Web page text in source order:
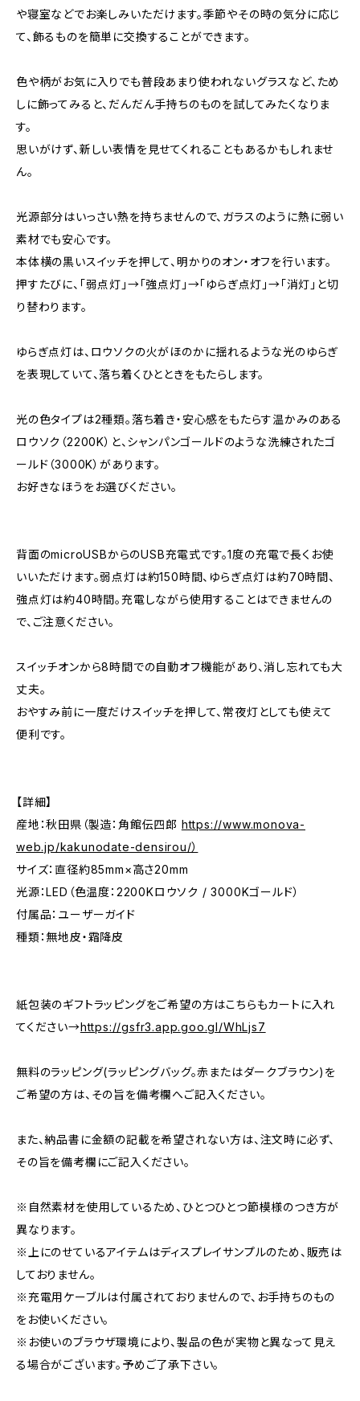
や寝室などでお楽しみいただけます。季節やその時の気分に応じ
て、飾るものを簡単に交換することができます。
色や柄がお気に入りでも普段あまり使われないグラスなど、ため
しに飾ってみると、だんだん手持ちのものを試してみたくなりま
す。
思いがけず、新しい表情を見せてくれることもあるかもしれませ
ん。
光源部分はいっさい熱を持ちませんので、ガラスのように熱に弱い
素材でも安心です。
本体横の黒いスイッチを押して、明かりのオン・オフを行います。
押すたびに、「弱点灯」→「強点灯」→「ゆらぎ点灯」→「消灯」と切
り替わります。
ゆらぎ点灯は、ロウソクの火がほのかに揺れるような光のゆらぎ
を表現していて、落ち着くひとときをもたらします。
光の色タイプは2種類。落ち着き・安心感をもたらす温かみのある
ロウソク（2200K）と、シャンパンゴールドのような洗練されたゴ
ールド（3000K）があります。
お好きなほうをお選びください。
背面のmicroUSBからのUSB充電式です。1度の充電で長くお使
いいただけます。弱点灯は約150時間、ゆらぎ点灯は約70時間、
強点灯は約40時間。充電しながら使用することはできませんの
で、ご注意ください。
スイッチオンから8時間での自動オフ機能があり、消し忘れても大
丈夫。
おやすみ前に一度だけスイッチを押して、常夜灯としても使えて
便利です。
【詳細】
産地：秋田県（製造：角館伝四郎 https://www.monova-
web.jp/kakunodate-densirou/）
サイズ：直径約85mm×高さ20mm
光源：LED（色温度：2200Kロウソク / 3000Kゴールド）
付属品：ユーザーガイド
種類：無地皮・霜降皮
紙包装のギフトラッピングをご希望の方はこちらもカートに入れ
てください→https://gsfr3.app.goo.gl/WhLjs7
無料のラッピング(ラッピングバッグ。赤またはダークブラウン)を
ご希望の方は、その旨を備考欄へご記入ください。
また、納品書に金額の記載を希望されない方は、注文時に必ず、
その旨を備考欄にご記入ください。
※自然素材を使用しているため、ひとつひとつ節模様のつき方が
異なります。
※上にのせているアイテムはディスプレイサンプルのため、販売は
しておりません。
※充電用ケーブルは付属されておりませんので、お手持ちのもの
をお使いください。
※お使いのブラウザ環境により、製品の色が実物と異なって見え
る場合がございます。予めご了承下さい。